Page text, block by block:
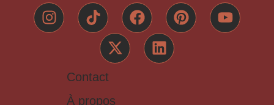
Contact
À propos